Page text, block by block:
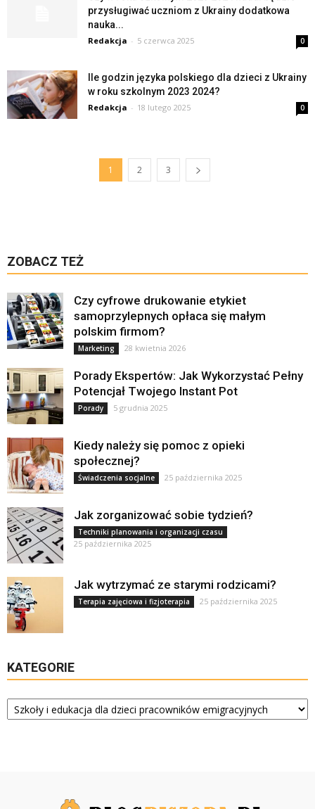
przysługiwać uczniom z Ukrainy dodatkowa
nauka...
Redakcja - 5 czerwca 2025 0
Ile godzin języka polskiego dla dzieci z Ukrainy
w roku szkolnym 2023 2024?
Redakcja - 18 lutego 2025 0
1 2 3
ZOBACZ TEŻ
Czy cyfrowe drukowanie etykiet
samoprzylepnych opłaca się małym
polskim firmom?
Marketing 28 kwietnia 2026
Porady Ekspertów: Jak Wykorzystać Pełny
Potencjał Twojego Instant Pot
Porady 5 grudnia 2025
Kiedy należy się pomoc z opieki
społecznej?
Świadczenia socjalne 25 października 2025
Jak zorganizować sobie tydzień?
Techniki planowania i organizacji czasu
25 października 2025
Jak wytrzymać ze starymi rodzicami?
Terapia zajęciowa i fizjoterapia 25 października 2025
KATEGORIE
Kategorie